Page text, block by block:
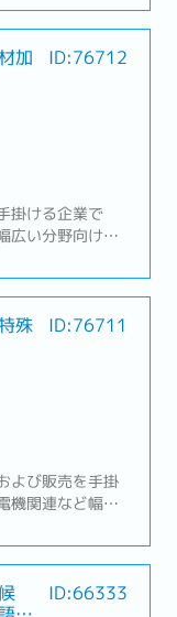
行っておりま
ンブリにおける
かを確認する・
積依頼・作成
調整・修正依
加
ID:76712
掛ける企業で
広い分野向け
ズに対応してい
様のものづくり
よび現地メーカ
営業・既存顧
品質に関する
向の情報収
産・納期管
理・日本本社
応（必要に応
びアフターフォ
殊
ID:76711
よび販売を手掛
機関連など幅広
多様なニーズに
じて、お客様の
】・会社全体の
ID:66333